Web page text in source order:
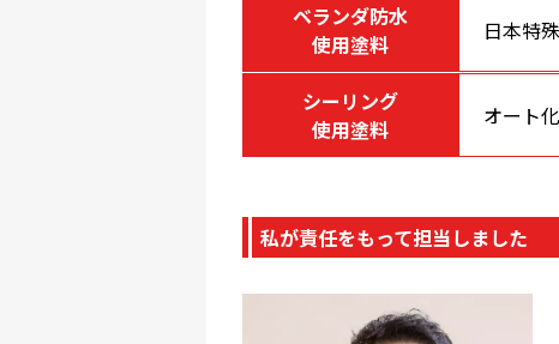
ベランダ防水
使用塗料
日本特
シーリング
使用塗料
オート
私が責任をもって担当しました